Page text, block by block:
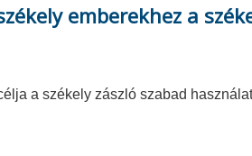
emberekhez a
a székely zászló szabad